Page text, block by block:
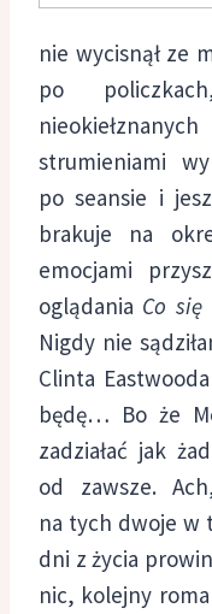
nie wycisnął ze
po
strumieniami
po seansie i
brakuje na
emocjami
oglądania Co się
Nigdy nie
Clinta
będę… Bo że
zadziałać jak
od zawsze.
na tych dwoje w
dni z życia
nic, kolejny